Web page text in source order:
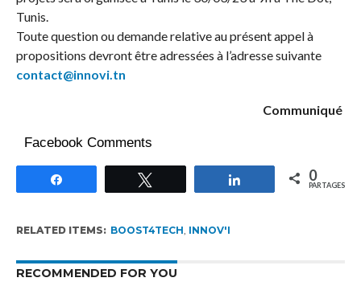
Tunis.
Toute question ou demande relative au présent appel à
propositions devront être adressées à l’adresse suivante
contact@innovi.tn
Communiqué
Facebook Comments
Partagez 0
PARTAGES
RELATED ITEMS: BOOST4TECH, INNOV'I
RECOMMENDED FOR YOU